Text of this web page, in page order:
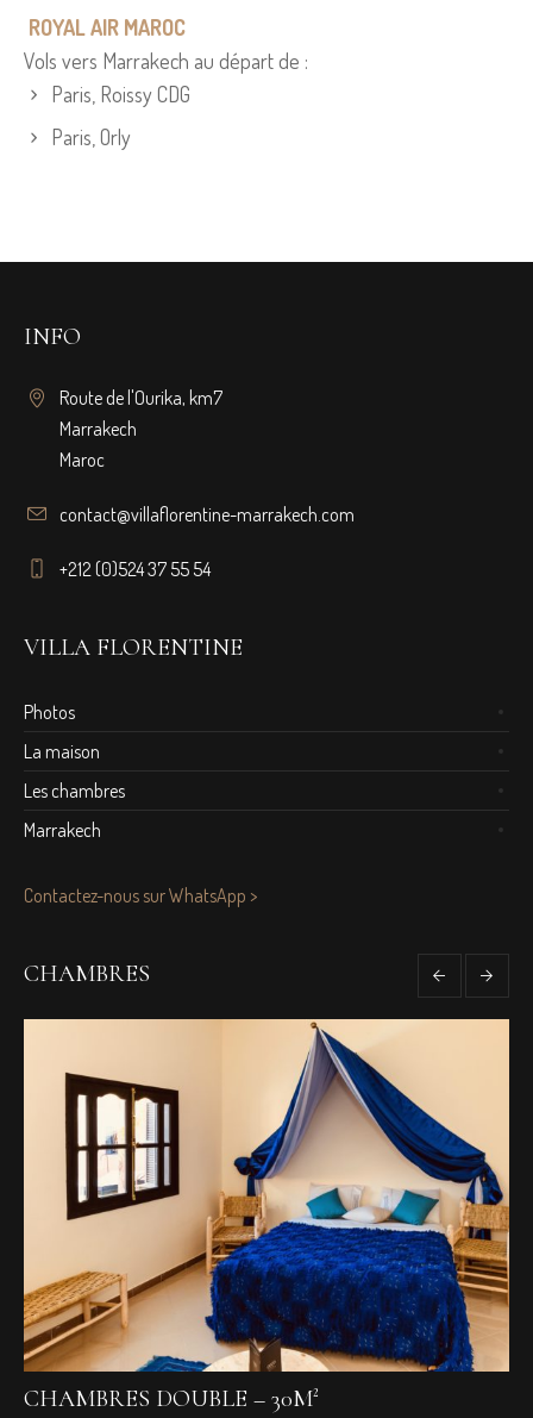
ROYAL AIR MAROC
Vols vers Marrakech au départ de :
Paris, Roissy CDG
Paris, Orly
INFO
Route de l'Ourika, km7
Marrakech
Maroc
contact@villaflorentine-marrakech.com
+212 (0)524 37 55 54
VILLA FLORENTINE
Photos
La maison
Les chambres
Marrakech
Contactez-nous sur WhatsApp >
CHAMBRES
CHAMBRES DOUBLE – 30M²